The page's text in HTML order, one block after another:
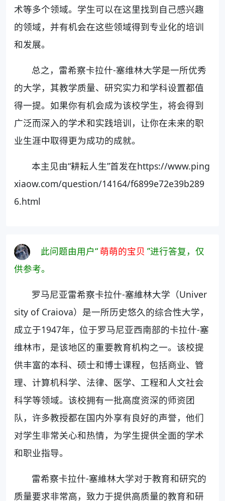
术等多个领域。学生可以在这里找到自己感兴趣
的领域，并有机会在这些领域得到专业化的培训
和发展。
总之，雷希察卡拉什-塞维林大学是一所优秀
的大学，其教学质量、研究实力和学科设置都值
得一提。如果你有机会成为该校学生，将会得到
广泛而深入的学术和实践培训，让你在未来的职
业生涯中取得更为成功的成就。
本主见由“耕耘人生”首发在https://www.ping
xiaow.com/question/14164/f6899e72e39b289
6.html
此问题由用户“ 萌萌的宝贝 ”进行答复，仅
供参考。
罗马尼亚雷希察卡拉什-塞維林大学（Univer
sity of Craiova）是一所历史悠久的综合性大学，
成立于1947年，位于罗马尼亚西南部的卡拉什-塞
维林市，是该地区的重要教育机构之一。该校提
供丰富的本科、硕士和博士课程，包括商业、管
理、计算机科学、法律、医学、工程和人文社会
科学等领域。该校拥有一批高度资深的师资团
队，许多教授都在国内外享有良好的声誉，他们
对学生非常关心和热情，为学生提供全面的学术
和职业指导。
雷希察卡拉什-塞維林大学对于教育和研究的
质量要求非常高，致力于提供高质量的教育和研